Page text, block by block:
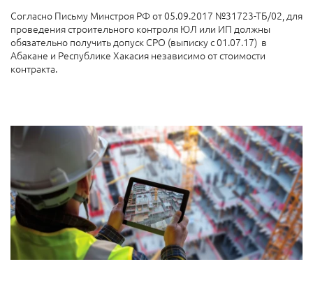
Согласно Письму Минстроя РФ от 05.09.2017 №31723-ТБ/02, для
проведения строительного контроля ЮЛ или ИП должны
обязательно получить допуск СРО (выписку с 01.07.17) в
Абакане и Республике Хакасия независимо от стоимости
контракта.